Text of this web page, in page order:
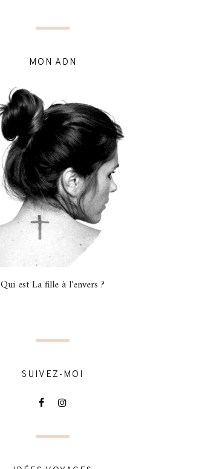
MON ADN
Qui est La fille à l'envers ?
SUIVEZ-MOI